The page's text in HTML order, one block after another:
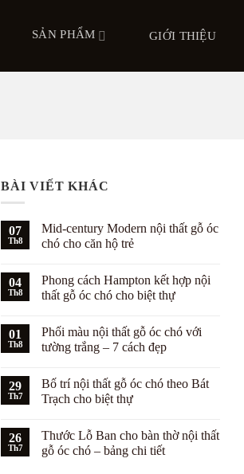
SẢN PHẨM GIỚI THIỆU
BÀI VIẾT KHÁC
07
Th8
Mid-century Modern nội thất gỗ óc
chó cho căn hộ trẻ
bình
luận
ở
Modern
nội
thất
chó
cho
căn
04
Th8
Phong cách Hampton kết hợp nội
thất gỗ óc chó cho biệt thự
bình
luận
ở
Hampton
kết
hợp
gỗ
chó
01
Th8
Phối màu nội thất gỗ óc chó với
tường trắng – 7 cách đẹp
bình
luận
ở
nội
thất
gỗ
29
Th7
Bố trí nội thất gỗ óc chó theo Bát
Trạch cho biệt thự
bình
luận
ở
26
Th7
Thước Lỗ Ban cho bàn thờ nội thất
gỗ óc chó – bảng chi tiết